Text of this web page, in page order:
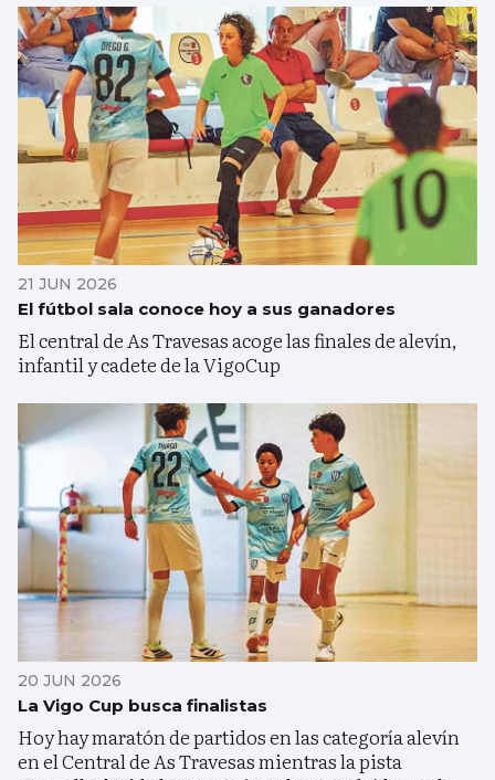
21 JUN 2026
El fútbol sala conoce hoy a sus ganadores
El central de As Travesas acoge las finales de alevín,
infantil y cadete de la VigoCup
20 JUN 2026
La Vigo Cup busca finalistas
Hoy hay maratón de partidos en las categoría alevín
en el Central de As Travesas mientras la pista